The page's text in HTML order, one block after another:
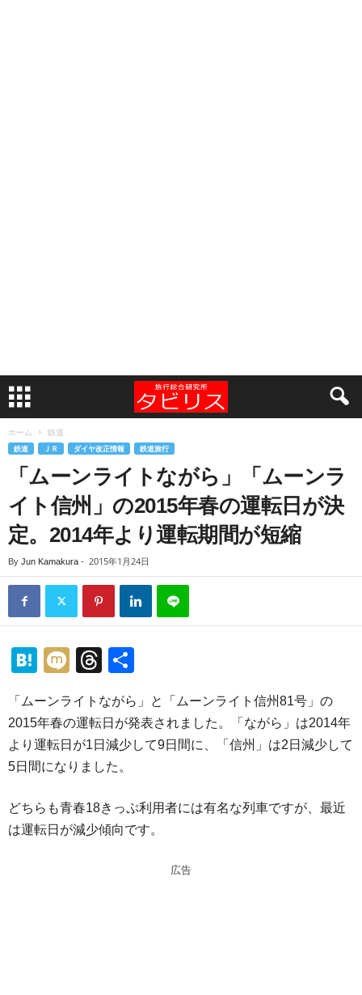
ホーム 鉄道
鉄道 ＪＲ ダイヤ改正情報 鉄道旅行
「ムーンライトながら」「ムーンラ
イト信州」の2015年春の運転日が決
定。2014年より運転期間が短縮
By Jun Kamakura - 2015年1月24日
H
e
n
a
M
T
e
a
d
「ムーンライトながら」と「ムーンライト信州81号」の
2015年春の運転日が発表されました。「ながら」は2014年
より運転日が1日減少して9日間に、「信州」は2日減少して
5日間になりました。
どちらも青春18きっぷ利用者には有名な列車ですが、最近
は運転日が減少傾向です。
広告